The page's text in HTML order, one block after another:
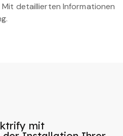
detaillierten Informationen
mit